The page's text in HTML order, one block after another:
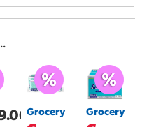
Grocery Grocery